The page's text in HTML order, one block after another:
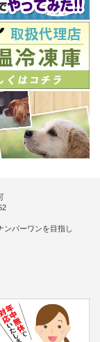
ンバーワンを目指し